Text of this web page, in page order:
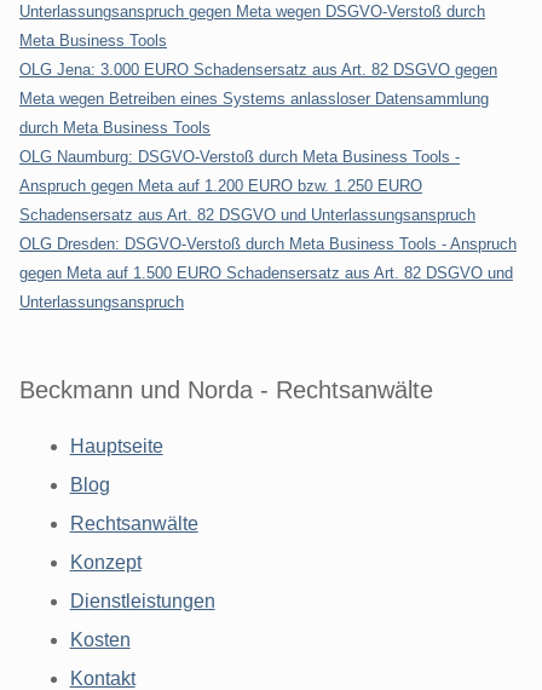
Unterlassungsanspruch gegen Meta wegen DSGVO-Verstoß durch
Meta Business Tools
OLG Jena: 3.000 EURO Schadensersatz aus Art. 82 DSGVO gegen
Meta wegen Betreiben eines Systems anlassloser Datensammlung
durch Meta Business Tools
OLG Naumburg: DSGVO-Verstoß durch Meta Business Tools -
Anspruch gegen Meta auf 1.200 EURO bzw. 1.250 EURO
Schadensersatz aus Art. 82 DSGVO und Unterlassungsanspruch
OLG Dresden: DSGVO-Verstoß durch Meta Business Tools - Anspruch
gegen Meta auf 1.500 EURO Schadensersatz aus Art. 82 DSGVO und
Unterlassungsanspruch
Beckmann und Norda - Rechtsanwälte
Hauptseite
Blog
Rechtsanwälte
Konzept
Dienstleistungen
Kosten
Kontakt